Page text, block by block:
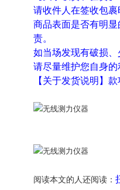
请收件人在签收包
商品表面是否有明
责。
如当场发现有破损
请尽量维护您自身
【关于发货说明】
阅读本文的人还阅读：